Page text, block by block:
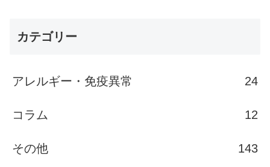
カテゴリー
アレルギー・免疫異常 24
コラム 12
その他 143